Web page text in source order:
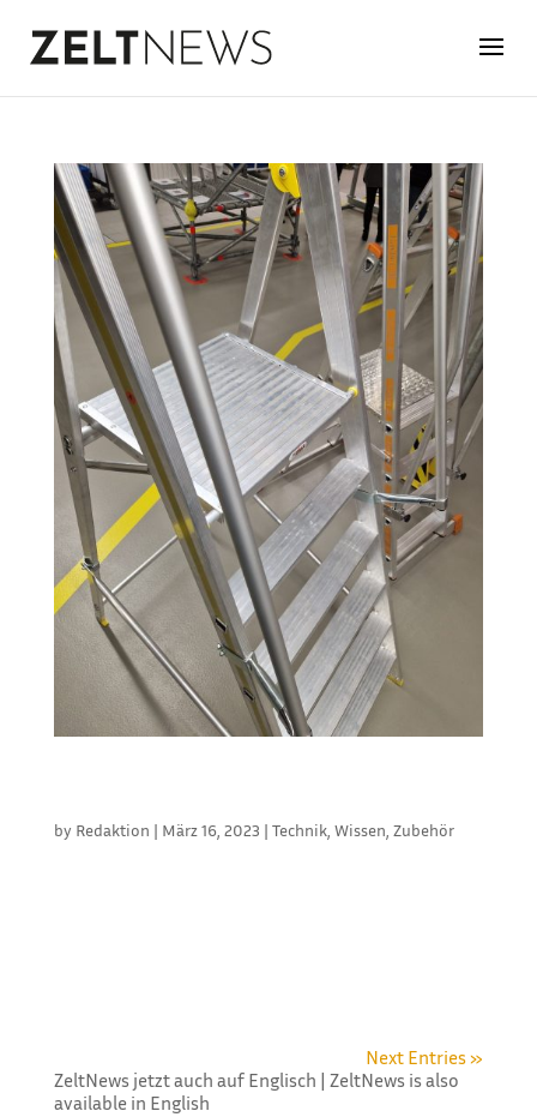
by Redaktion | März 16, 2023 | Technik, Wissen Zubehör
Next Entries »
ZeltNews jetzt auch auf Englisch | ZeltNews is also
available in English